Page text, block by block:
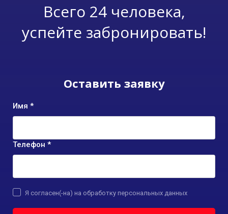
Всего 24 человека,
успейте забронировать!
Оставить заявку
Имя *
Телефон *
Я согласен(-на) на обработку персональных данных